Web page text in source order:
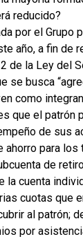
reducido?
por el Grupo
año, a fin de
de la Ley del
se busca
como
que el patrón
de sus
para los
de
la cuenta
cuotas que
al patrón;
por